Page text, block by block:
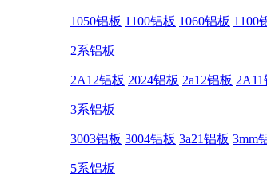
1050铝板 1100铝板 1060铝板 1100
2系铝板
2A12铝板 2024铝板 2a12铝板 2A11
3系铝板
3003铝板 3004铝板 3a21铝板 3mm
5系铝板